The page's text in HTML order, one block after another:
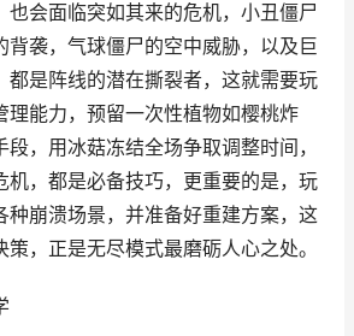
也会面临突如其来的危机，小丑僵尸
背袭，气球僵尸的空中威胁，以及巨
都是阵线的潜在撕裂者，这就需要玩
理能力，预留一次性植物如樱桃炸
，用冰菇冻结全场争取调整时间，
机，都是必备技巧，更重要的是，玩
种崩溃场景，并准备好重建方案，这
，正是无尽模式最磨砺人心之处。